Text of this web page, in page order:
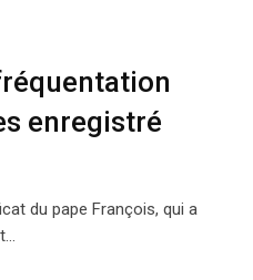
enregistré
du pape François, qui a